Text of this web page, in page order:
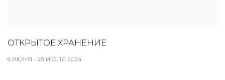
ОТКРЫТОЕ ХРАНЕНИЕ
6 ИЮНЯ - 28 ИЮЛЯ 2024